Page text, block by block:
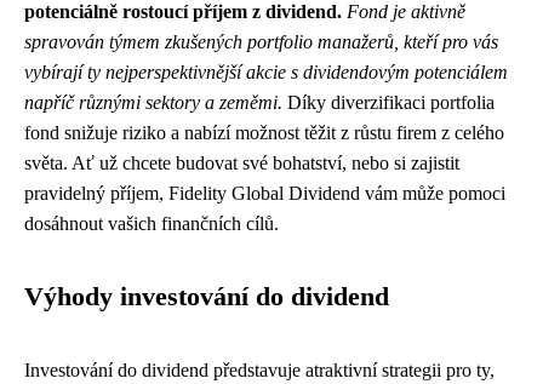
potenciálně rostoucí příjem z dividend. Fond je aktivně
spravován týmem zkušených portfolio manažerů, kteří pro vás
vybírají ty nejperspektivnější akcie s dividendovým potenciálem
napříč různými sektory a zeměmi. Díky diverzifikaci portfolia
fond snižuje riziko a nabízí možnost těžit z růstu firem z celého
světa. Ať už chcete budovat své bohatství, nebo si zajistit
pravidelný příjem, Fidelity Global Dividend vám může pomoci
dosáhnout vašich finančních cílů.
Výhody investování do dividend
Investování do dividend představuje atraktivní strategii pro ty,